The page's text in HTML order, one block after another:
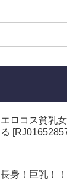
エロコス貧乳
る
長身！巨乳！